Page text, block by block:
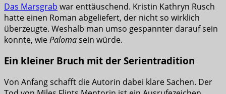
Das Marsgrab war enttäuschend. Kristin Kathryn Rusch
hatte einen Roman abgeliefert, der nicht so wirklich
überzeugte. Weshalb man umso gespannter darauf sein
konnte, wiePalomasein würde.
Ein kleiner Bruch mit der Serientradition
Von Anfang schafft die Autorin dabei klare Sachen. Der